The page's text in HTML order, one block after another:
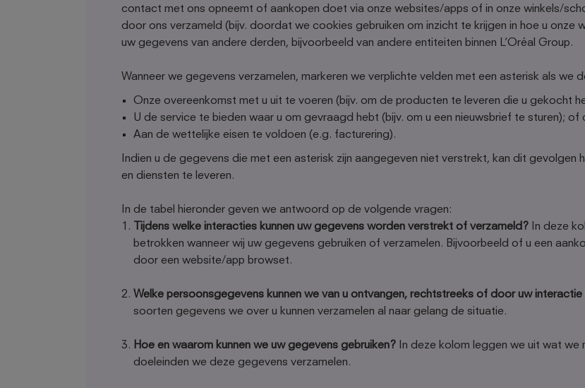
contact met ons opneemt of aankopen doet via onze websites/apps of in onze winkels/
door ons verzameld (bijv. doordat we cookies gebruiken om inzicht te krijgen in hoe u onze
uw gegevens van andere derden, bijvoorbeeld van andere entiteiten binnen L’Oréal Group.
Wanneer we gegevens verzamelen, markeren we verplichte velden met een asterisk als we
Onze overeenkomst met u uit te voeren (bijv. om de producten te leveren die u gekocht
U de service te bieden waar u om gevraagd hebt (bijv. om u een nieuwsbrief te sturen); of
Aan de wettelijke eisen te voldoen (e.g. facturering).
Indien u de gegevens die met een asterisk zijn aangegeven niet verstrekt, kan dit
en diensten te leveren.
In de tabel hieronder geven we antwoord op de volgende vragen:
Tijdens welke interacties kunnen uw gegevens worden verstrekt of verzameld? In deze
betrokken wanneer wij uw gegevens gebruiken of verzamelen. Bijvoorbeeld of u een
door een website/app browset.
Welke persoonsgegevens kunnen we van u ontvangen, rechtstreeks of door uw
soorten gegevens we over u kunnen verzamelen al naar gelang de situatie.
Hoe en waarom kunnen we uw gegevens gebruiken? In deze kolom leggen we uit wat we
doeleinden we deze gegevens verzamelen.